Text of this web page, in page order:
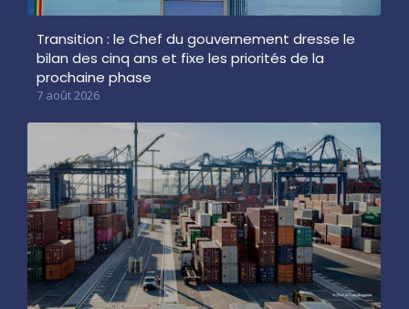
Transition : le Chef du gouvernement dresse le
bilan des cinq ans et fixe les priorités de la
prochaine phase
7 août 2026